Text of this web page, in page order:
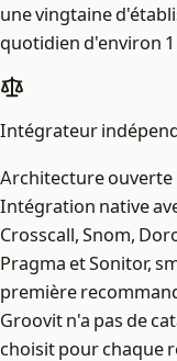
une vingtaine
quotidien d'environ
Intégrateur
Architecture ouverte
Intégration native
Crosscall, Snom,
Pragma et Sonitor,
première
Groovit n'a pas de
choisit pour chaque